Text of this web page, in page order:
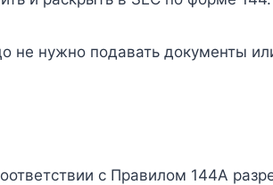
не нужно подавать документы
с Правилом 144A